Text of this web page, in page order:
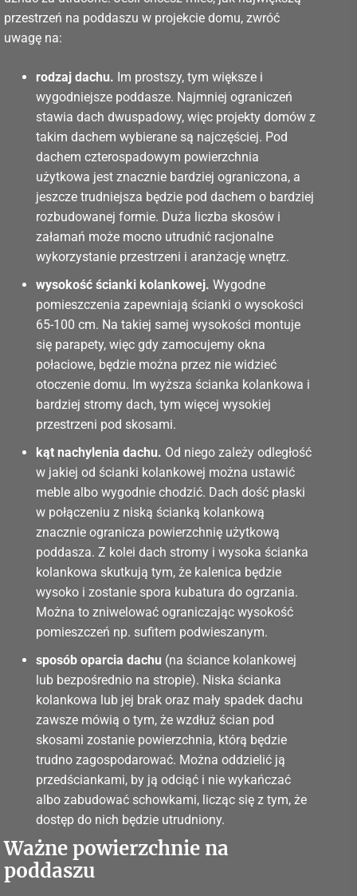
przestrzeń na poddaszu w projekcie domu, zwróć
uwagę na:
rodzaj dachu. Im prostszy, tym większe i
wygodniejsze poddasze. Najmniej ograniczeń
stawia dach dwuspadowy, więc projekty domów z
takim dachem wybierane są najczęściej. Pod
dachem czterospadowym powierzchnia
użytkowa jest znacznie bardziej ograniczona, a
jeszcze trudniejsza będzie pod dachem o bardziej
rozbudowanej formie. Duża liczba skosów i
załamań może mocno utrudnić racjonalne
wykorzystanie przestrzeni i aranżację wnętrz.
wysokość ścianki kolankowej. Wygodne
pomieszczenia zapewniają ścianki o wysokości
65-100 cm. Na takiej samej wysokości montuje
się parapety, więc gdy zamocujemy okna
połaciowe, będzie można przez nie widzieć
otoczenie domu. Im wyższa ścianka kolankowa i
bardziej stromy dach, tym więcej wysokiej
przestrzeni pod skosami.
kąt nachylenia dachu. Od niego zależy odległość
w jakiej od ścianki kolankowej można ustawić
meble albo wygodnie chodzić. Dach dość płaski
w połączeniu z niską ścianką kolankową
znacznie ogranicza powierzchnię użytkową
poddasza. Z kolei dach stromy i wysoka ścianka
kolankowa skutkują tym, że kalenica będzie
wysoko i zostanie spora kubatura do ogrzania.
Można to zniwelować ograniczając wysokość
pomieszczeń np. sufitem podwieszanym.
sposób oparcia dachu (na ściance kolankowej
lub bezpośrednio na stropie). Niska ścianka
kolankowa lub jej brak oraz mały spadek dachu
zawsze mówią o tym, że wzdłuż ścian pod
skosami zostanie powierzchnia, którą będzie
trudno zagospodarować. Można oddzielić ją
przedściankami, by ją odciąć i nie wykańczać
albo zabudować schowkami, licząc się z tym, że
dostęp do nich będzie utrudniony.
Ważne powierzchnie na
poddaszu